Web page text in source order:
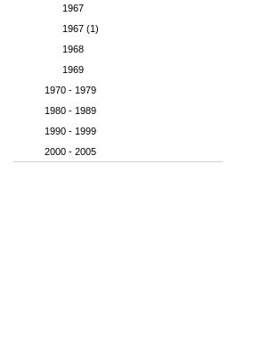
1967
1967 (1)
1968
1969
1970 - 1979
1980 - 1989
1990 - 1999
2000 - 2005